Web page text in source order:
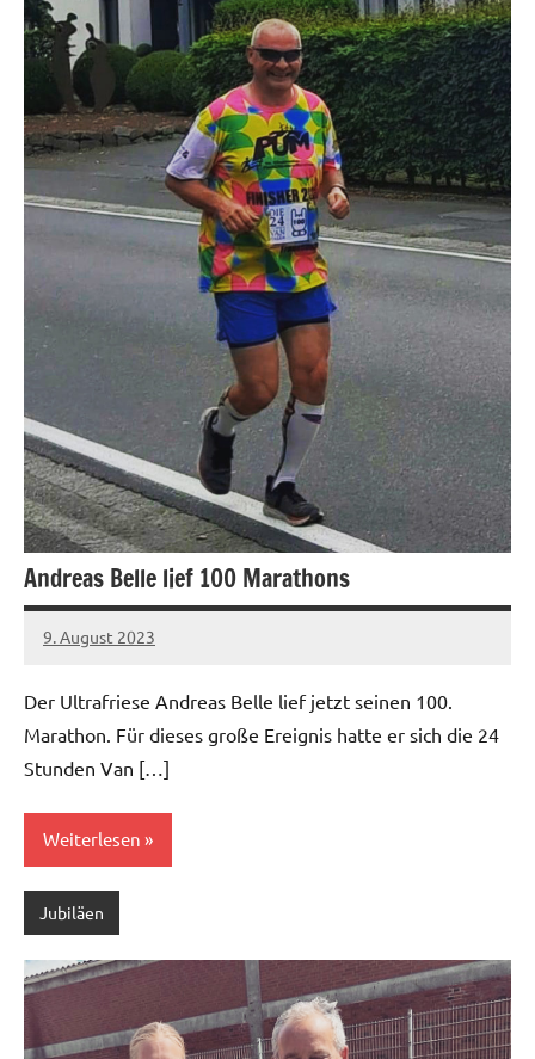
Andreas Belle lief 100 Marathons
9. August 2023
admin
Keine
Der Ultrafriese Andreas Belle lief jetzt seinen 100.
Marathon. Für dieses große Ereignis hatte er sich die 24
Stunden Van […]
Weiterlesen
Jubiläen